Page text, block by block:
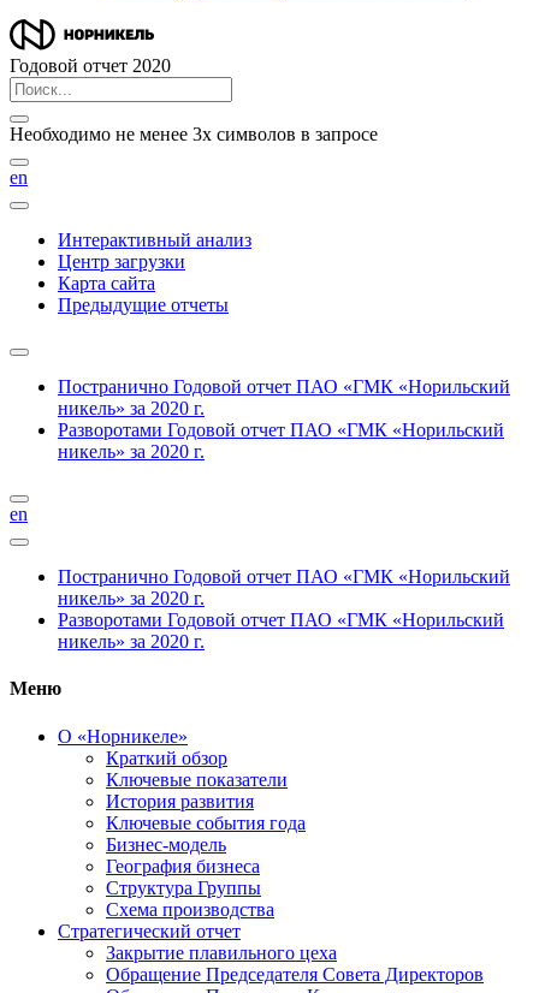
Годовой отчет 2020
Необходимо не менее 3х символов в запросе
en
Интерактивный анализ
Центр загрузки
Карта сайта
Предыдущие отчеты
Постранично Годовой отчет ПАО «ГМК «Норильский
никель» за 2020 г.
Разворотами Годовой отчет ПАО «ГМК «Норильский
никель» за 2020 г.
en
Постранично Годовой отчет ПАО «ГМК «Норильский
никель» за 2020 г.
Разворотами Годовой отчет ПАО «ГМК «Норильский
никель» за 2020 г.
Меню
О «Норникеле»
Краткий обзор
Ключевые показатели
История развития
Ключевые события года
Бизнес-модель
География бизнеса
Структура Группы
Схема производства
Стратегический отчет
Закрытие плавильного цеха
Обращение Председателя Совета Директоров